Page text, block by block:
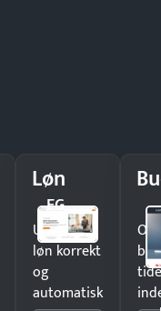
Løn
EG
Udbetal
løn korrekt
og
automatisk